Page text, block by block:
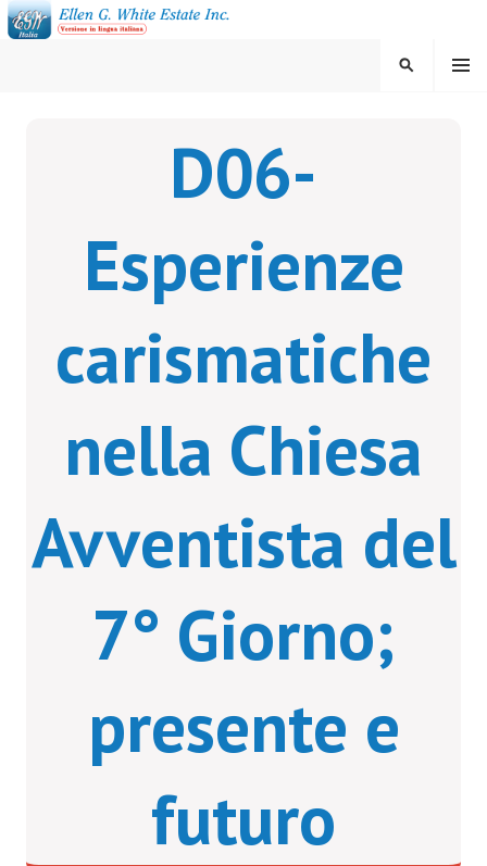
Vai
al
ELLEN G. WHITE ESTATE
INC.
MENU
CERCA
D06-
Esperienze
carismatiche
nella Chiesa
Avventista del
7° Giorno;
presente e
futuro